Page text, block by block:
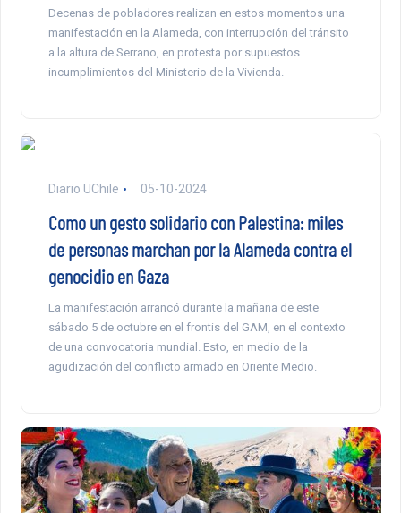
Decenas de pobladores realizan en estos momentos una
manifestación en la Alameda, con interrupción del tránsito
a la altura de Serrano, en protesta por supuestos
incumplimientos del Ministerio de la Vivienda.
Diario UChile 05-10-2024
Como un gesto solidario con Palestina: miles
de personas marchan por la Alameda contra el
genocidio en Gaza
La manifestación arrancó durante la mañana de este
sábado 5 de octubre en el frontis del GAM, en el contexto
de una convocatoria mundial. Esto, en medio de la
agudización del conflicto armado en Oriente Medio.